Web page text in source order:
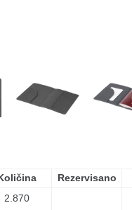
Količina Rezervisano
2.870